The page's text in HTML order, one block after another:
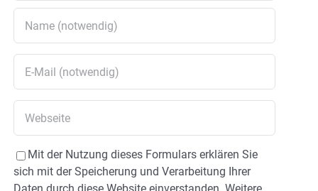
Mit der Nutzung dieses Formulars erklären Sie
sich mit der Speicherung und Verarbeitung Ihrer